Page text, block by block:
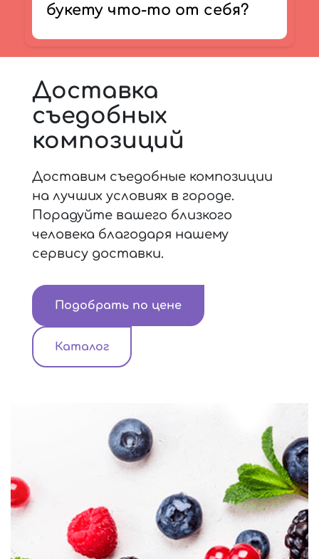
букету что-то от себя?
Доставка
съедобных
композиций
Доставим съедобные композиции
на лучших условиях в городе.
Порадуйте вашего близкого
человека благодаря нашему
сервису доставки.
Подобрать по цене
Каталог